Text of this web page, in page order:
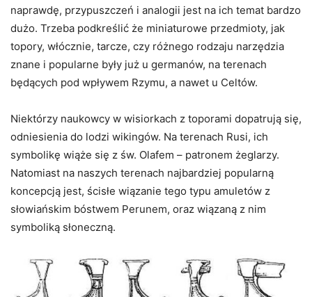
naprawdę, przypuszczeń i analogii jest na ich temat bardzo
dużo. Trzeba podkreślić że miniaturowe przedmioty, jak
topory, włócznie, tarcze, czy różnego rodzaju narzędzia
znane i popularne były już u germanów, na terenach
będących pod wpływem Rzymu, a nawet u Celtów.
Niektórzy naukowcy w wisiorkach z toporami dopatrują się,
odniesienia do lodzi wikingów. Na terenach Rusi, ich
symbolikę wiąże się z św. Olafem – patronem żeglarzy.
Natomiast na naszych terenach najbardziej popularną
koncepcją jest, ścisłe wiązanie tego typu amuletów z
słowiańskim bóstwem Perunem, oraz wiązaną z nim
symboliką słoneczną.